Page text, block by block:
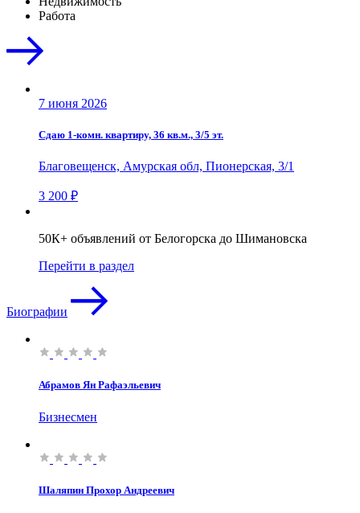
Работа
7 июня 2026
Сдаю 1-комн. квартиру, 36 кв.м., 3/5 эт.
Благовещенск, Амурская обл, Пионерская, 3/1
3 200 ₽
50К+ объявлений от Белогорска до Шимановска
Перейти в раздел
Биографии
Абрамов Ян Рафаэльевич
Бизнесмен
Шаляпин Прохор Андреевич